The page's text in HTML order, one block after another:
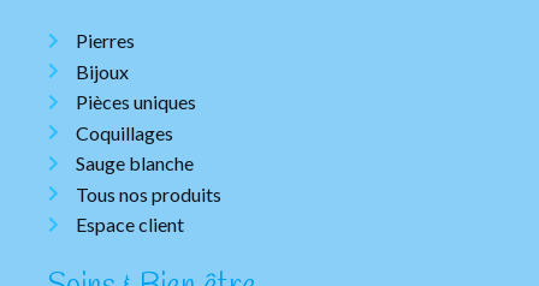
Pierres
Bijoux
Pièces uniques
Coquillages
Sauge blanche
Tous nos produits
Espace client